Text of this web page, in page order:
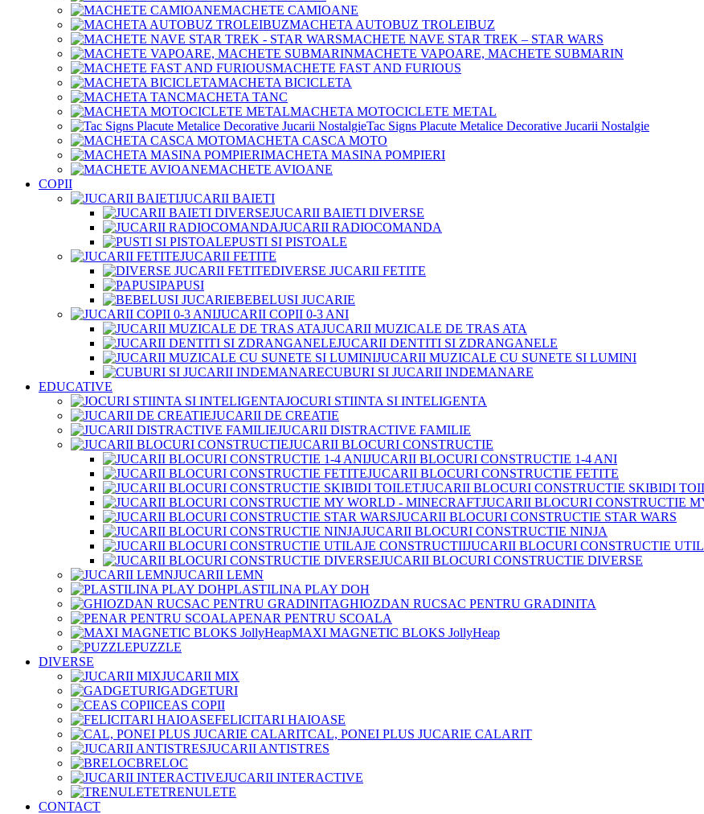
MACHETE CAMIOANE
MACHETA AUTOBUZ TROLEIBUZ
MACHETE NAVE STAR TREK – STAR WARS
MACHETE VAPOARE, MACHETE SUBMARIN
MACHETE FAST AND FURIOUS
MACHETA BICICLETA
MACHETA TANC
MACHETA MOTOCICLETE METAL
Tac Signs Placute Metalice Decorative Jucarii Nostalgie
MACHETA CASCA MOTO
MACHETA MASINA POMPIERI
MACHETE AVIOANE
COPII
JUCARII BAIETI
JUCARII BAIETI DIVERSE
JUCARII RADIOCOMANDA
PUSTI SI PISTOALE
JUCARII FETITE
DIVERSE JUCARII FETITE
PAPUSI
BEBELUSI JUCARIE
JUCARII COPII 0-3 ANI
JUCARII MUZICALE DE TRAS ATA
JUCARII DENTITI SI ZDRANGANELE
JUCARII MUZICALE CU SUNETE SI LUMINI
CUBURI SI JUCARII INDEMANARE
EDUCATIVE
JOCURI STIINTA SI INTELIGENTA
JUCARII DE CREATIE
JUCARII DISTRACTIVE FAMILIE
JUCARII BLOCURI CONSTRUCTIE
JUCARII BLOCURI CONSTRUCTIE 1-4 ANI
JUCARII BLOCURI CONSTRUCTIE FETITE
JUCARII BLOCURI CONSTRUCTIE SKIBIDI
JUCARII BLOCURI CONSTRUCTIE
JUCARII BLOCURI CONSTRUCTIE STAR WARS
JUCARII BLOCURI CONSTRUCTIE NINJA
JUCARII BLOCURI CONSTRUCTIE
JUCARII BLOCURI CONSTRUCTIE DIVERSE
JUCARII LEMN
PLASTILINA PLAY DOH
GHIOZDAN RUCSAC PENTRU GRADINITA
PENAR PENTRU SCOALA
MAXI MAGNETIC BLOKS JollyHeap
PUZZLE
DIVERSE
JUCARII MIX
GADGETURI
CEAS COPII
FELICITARI HAIOASE
CAL, PONEI PLUS JUCARIE CALARIT
JUCARII ANTISTRES
BRELOC
JUCARII INTERACTIVE
TRENULETE
CONTACT